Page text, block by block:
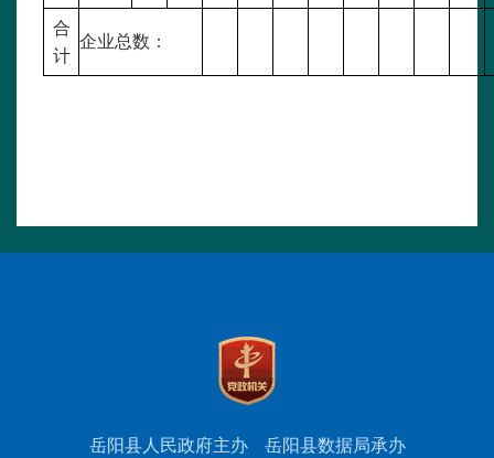
合
计
企业总数：
岳阳县人民政府主办
岳阳县数据局承办